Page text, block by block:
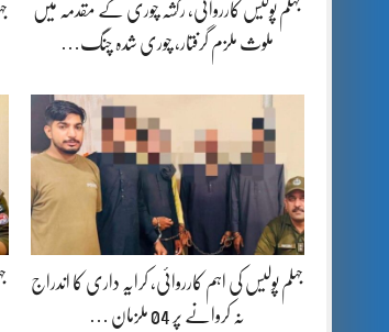
جہلم پولیس کارروائی، رکشہ چوری کے مقدمہ میں
ملوث ملزم گرفتار، چوری شدہ چنگ…
جہلم پولیس کی اہم کارروائی، کرایہ داری کا اندراج
نہ کروانے پر 04 ملزمان …